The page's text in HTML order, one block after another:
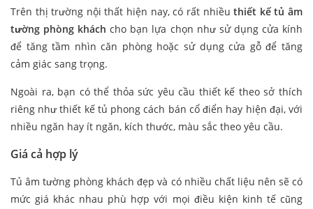
Trên thị trường nội thất hiện nay, có rất nhiềuthiết kế tủ âm
tường phòng khách cho bạn lựa chọn như sử dụng cửa kính
để tăng tầm nhìn căn phòng hoặc sử dụng cửa gỗ để tăng
cảm giác sang trọng.
Ngoài ra, bạn có thể thỏa sức yêu cầu thiết kế theo sở thích
riêng như thiết kế tủ phong cách bán cổ điển hay hiện đại, với
nhiều ngăn hay ít ngăn, kích thước, màu sắc theo yêu cầu.
Giá cả hợp lý
Tủ âm tường phòng khách đẹp và có nhiều chất liệu nên sẽ có
mức giá khác nhau phù hợp với mọi điều kiện kinh tế cũng